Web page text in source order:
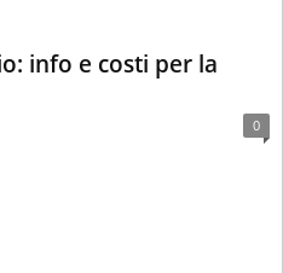
info e costi per la
0